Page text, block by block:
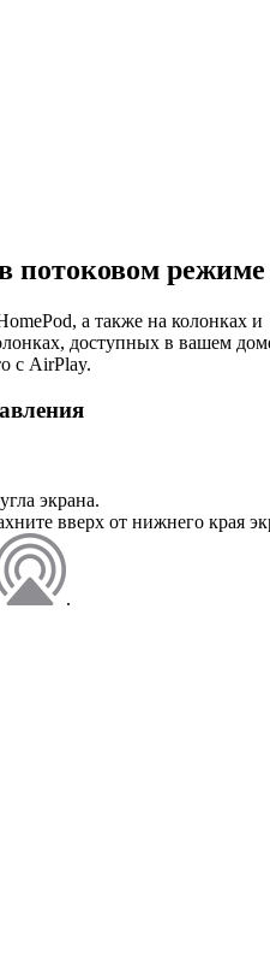
потоковом режиме
а также на колонках и
доступных в вашем
с AirPlay.
экрана.
вверх от нижнего края
.